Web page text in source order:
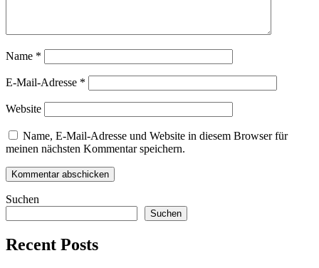
Name *
E-Mail-Adresse *
Website
Name, E-Mail-Adresse und Website in diesem Browser für
meinen nächsten Kommentar speichern.
Suchen
Suchen
Recent Posts